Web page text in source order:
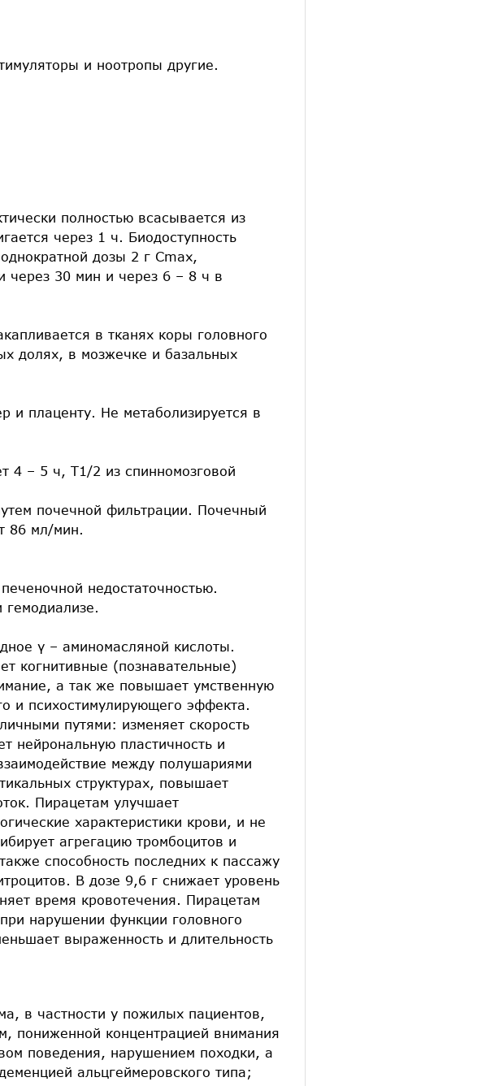
и ноотропы другие.
полностью всасывается из
через 1 ч. Биодоступность
дозы 2 г Cmax,
через 30 мин и через 6 – 8 ч в
в тканях коры головного
долях, в мозжечке и базальных
и плаценту. Не метаболизируется в
4 – 5 ч, T1/2 из спинномозговой
почечной фильтрации. Почечный
86 мл/мин.
недостаточностью.
γ – аминомасляной кислоты.
когнитивные (познавательные)
а так же повышает умственную
и психостимулирующего эффекта.
путями: изменяет скорость
нейрональную пластичность и
между полушариями
структурах, повышает
Пирацетам улучшает
характеристики крови, и не
агрегацию тромбоцитов и
способность последних к пассажу
В дозе 9,6 г снижает уровень
время кровотечения. Пирацетам
нарушении функции головного
выраженность и длительность
в частности у пожилых пациентов,
пониженной концентрацией внимания
поведения, нарушением походки, а
альцгеймеровского типа;